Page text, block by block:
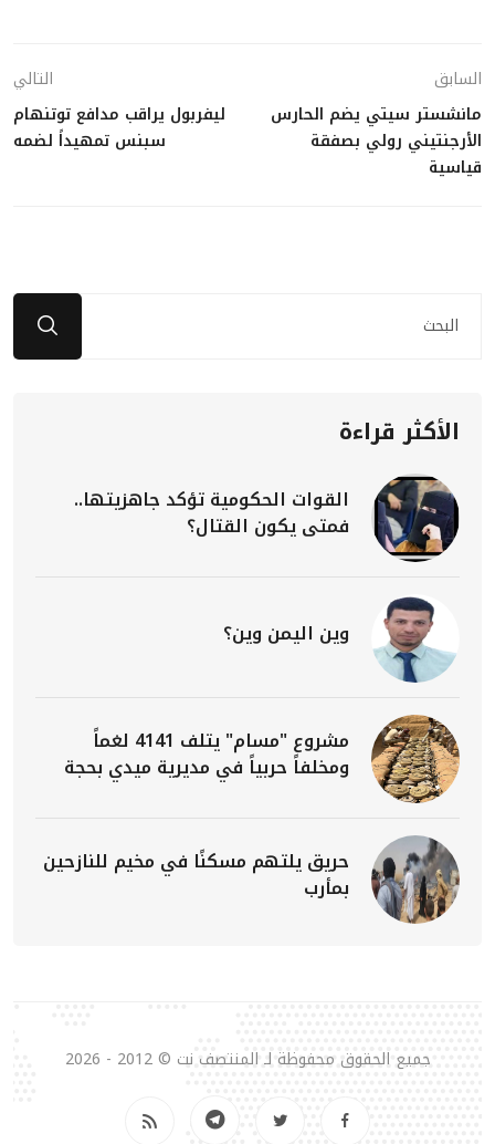
السابق
مانشستر سيتي يضم الحارس
الأرجنتيني رولي بصفقة
قياسية
التالي
ليفربول يراقب مدافع توتنهام
سبنس تمهيداً لضمه
الأكثر قراءة
القوات الحكومية تؤكد جاهزيتها..
فمتى يكون القتال؟
وين اليمن وين؟
مشروع "مسام" يتلف 4141 لغماً
ومخلفاً حربياً في مديرية ميدي بحجة
حريق يلتهم مسكنًا في مخيم للنازحين
بمأرب
جميع الحقوق محفوظة لـ المنتصف نت © 2012 - 2026